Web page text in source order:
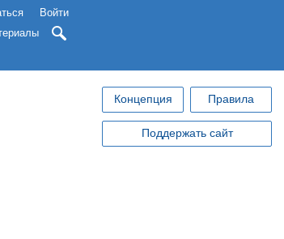
Войти
Концепция Правила
Поддержать сайт